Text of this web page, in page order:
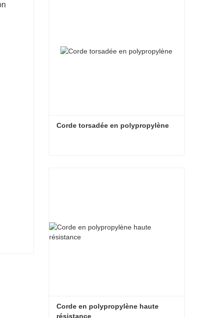
Corde torsadée en polypropylène
Corde en polypropylène haute
résistance